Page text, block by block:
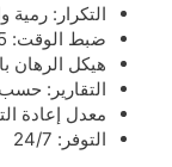
التكرار: رمية
ضبط الوقت: 15 ثانية
هيكل الرهان
التقارير:
معدل إعادة التوزيع:
التوفر: 24/7